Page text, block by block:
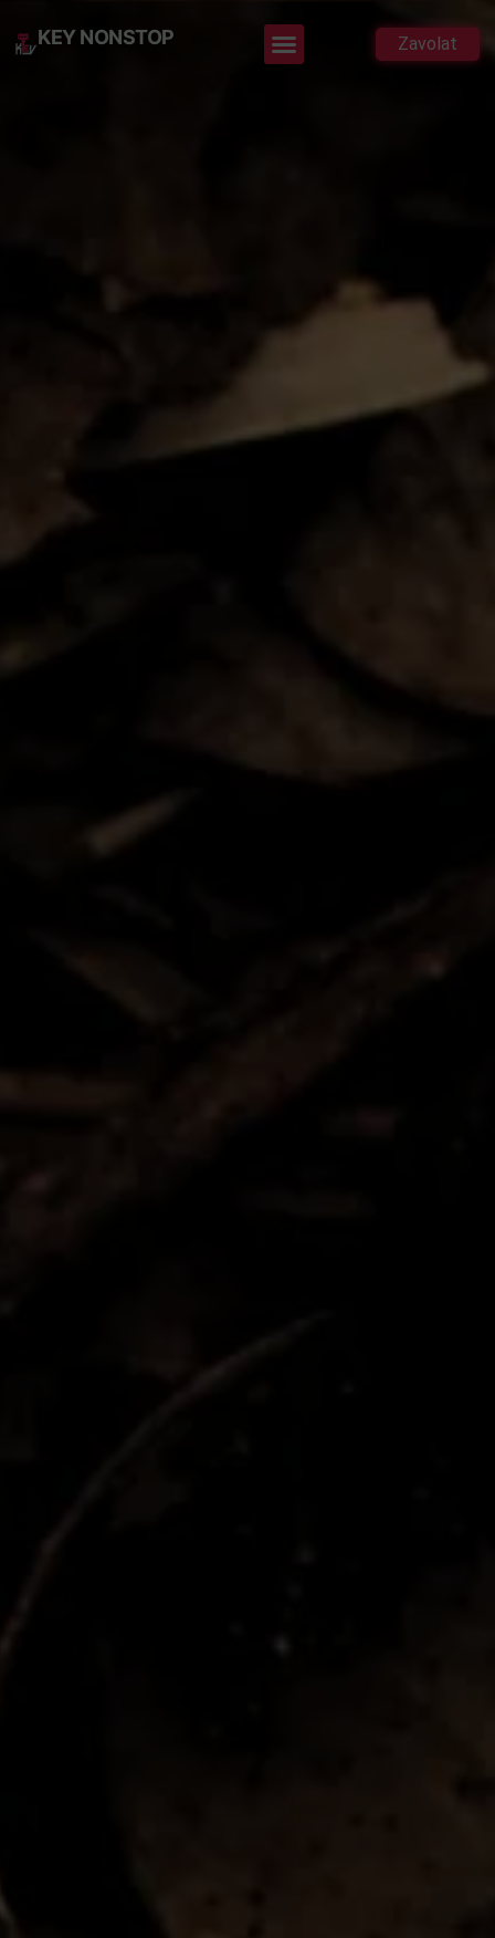
KEY NONSTOP Zavolat